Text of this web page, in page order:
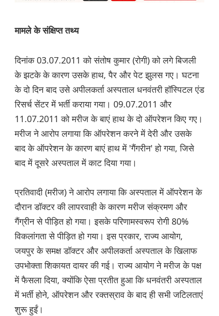
मामले के संक्षिप्त तथ्य
दिनांक 03.07.2011 को संतोष कुमार (रोगी) को लगे बिजली
के झटके के कारण उसके हाथ, पैर और पेट झुलस गए। घटना
के दो दिन बाद उसे अपीलकर्ता अस्पताल धनवंतरी हॉस्पिटल एंड
रिसर्च सेंटर में भर्ती कराया गया। 09.07.2011 और
11.07.2011 को मरीज के बाएं हाथ के दो ऑपरेशन किए गए।
मरीज ने आरोप लगाया कि ऑपरेशन करने में देरी और उसके
बाद के ऑपरेशन के कारण बाएं हाथ में 'गैंगरीन' हो गया, जिसे
बाद में दूसरे अस्पताल में काट दिया गया।
प्रतिवादी (मरीज) ने आरोप लगाया कि अस्पताल में ऑपरेशन के
दौरान डॉक्टर की लापरवाही के कारण मरीज संक्रमण और
गैंग्रीन से पीड़ित हो गया। इसके परिणामस्वरूप रोगी 80%
विकलांगता से पीड़ित हो गया। इस प्रकार, राज्य आयोग,
जयपुर के समक्ष डॉक्टर और अपीलकर्ता अस्पताल के खिलाफ
उपभोक्ता शिकायत दायर की गई। राज्य आयोग ने मरीज के पक्ष
में फैसला दिया, क्योंकि ऐसा प्रतीत हुआ कि धनवंतरी अस्पताल
में भर्ती होने, ऑपरेशन और रक्तस्राव के बाद ही सभी जटिलताएं
शुरू हुईं।